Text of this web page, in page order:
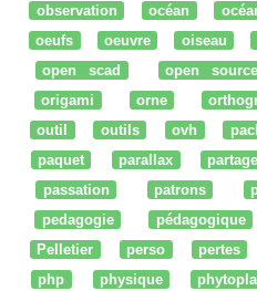
observation
océan
oeufs
oeuvre oiseau
open scad
open source
origami
orne
outil
outils ovh
paquet
parallax partage
passation
patrons
pedagogie
pédagogique
Pelletier
perso pertes
php
physique